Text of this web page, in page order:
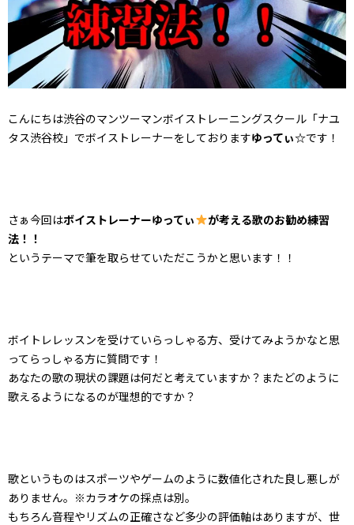
こんにちは渋谷のマンツーマンボイストレーニングスクール「ナユ
タス渋谷校」でボイストレーナーをしておりますゆってぃ☆です！
さぁ今回はボイストレーナーゆってぃ
が考える歌のお勧め練習
法！！
というテーマで筆を取らせていただこうかと思います！！
ボイトレレッスンを受けていらっしゃる方、受けてみようかなと思
ってらっしゃる方に質問です！
あなたの歌の現状の課題は何だと考えていますか？またどのように
歌えるようになるのが理想的ですか？
歌というものはスポーツやゲームのように数値化された良し悪しが
ありません。※カラオケの採点は別。
もちろん音程やリズムの正確さなど多少の評価軸はありますが、世